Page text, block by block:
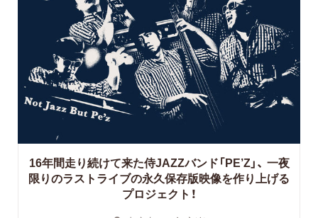
16年間走り続けて来た侍JAZZバンド「PE’Z」、 一夜
限りのラストライブの永久保存版映像を作り上げる
プロジェクト！